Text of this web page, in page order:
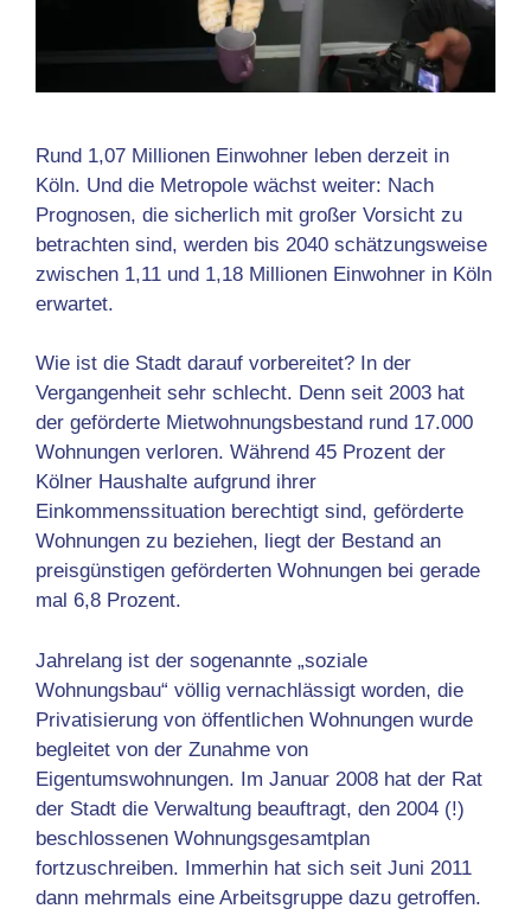
Rund 1,07 Millionen Einwohner leben derzeit in
Köln. Und die Metropole wächst weiter: Nach
Prognosen, die sicherlich mit großer Vorsicht zu
betrachten sind, werden bis 2040 schätzungsweise
zwischen 1,11 und 1,18 Millionen Einwohner in Köln
erwartet.
Wie ist die Stadt darauf vorbereitet? In der
Vergangenheit sehr schlecht. Denn seit 2003 hat
der geförderte Mietwohnungsbestand rund 17.000
Wohnungen verloren. Während 45 Prozent der
Kölner Haushalte aufgrund ihrer
Einkommenssituation berechtigt sind, geförderte
Wohnungen zu beziehen, liegt der Bestand an
preisgünstigen geförderten Wohnungen bei gerade
mal 6,8 Prozent.
Jahrelang ist der sogenannte „soziale
Wohnungsbau“ völlig vernachlässigt worden, die
Privatisierung von öffentlichen Wohnungen wurde
begleitet von der Zunahme von
Eigentumswohnungen. Im Januar 2008 hat der Rat
der Stadt die Verwaltung beauftragt, den 2004 (!)
beschlossenen Wohnungsgesamtplan
fortzuschreiben. Immerhin hat sich seit Juni 2011
dann mehrmals eine Arbeitsgruppe dazu getroffen.